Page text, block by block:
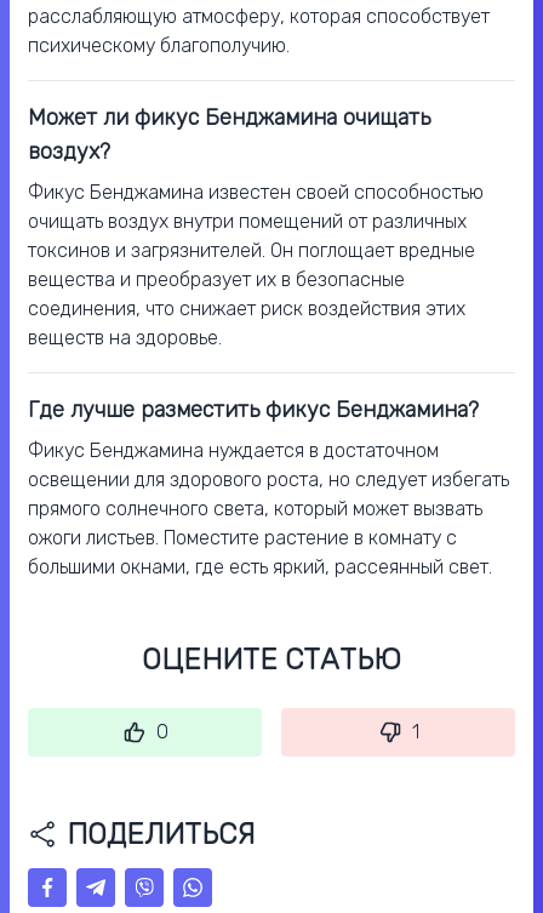
расслабляющую атмосферу, которая способствует
психическому благополучию.
Может ли фикус Бенджамина очищать
воздух?
Фикус Бенджамина известен своей способностью
очищать воздух внутри помещений от различных
токсинов и загрязнителей. Он поглощает вредные
вещества и преобразует их в безопасные
соединения, что снижает риск воздействия этих
веществ на здоровье.
Где лучше разместить фикус Бенджамина?
Фикус Бенджамина нуждается в достаточном
освещении для здорового роста, но следует избегать
прямого солнечного света, который может вызвать
ожоги листьев. Поместите растение в комнату с
большими окнами, где есть яркий, рассеянный свет.
ОЦЕНИТЕ СТАТЬЮ
0 1
ПОДЕЛИТЬСЯ